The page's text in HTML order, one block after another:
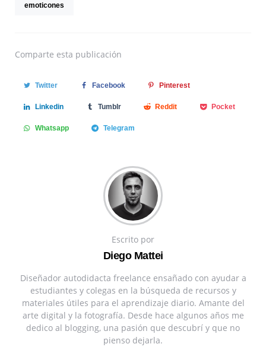
emoticones
Comparte esta publicación
Twitter Facebook Pinterest
Linkedin Tumblr Reddit Pocket
Whatsapp Telegram
Escrito por
Diego Mattei
Diseñador autodidacta freelance ensañado con ayudar a
estudiantes y colegas en la búsqueda de recursos y
materiales útiles para el aprendizaje diario. Amante del
arte digital y la fotografía. Desde hace algunos años me
dedico al blogging, una pasión que descubrí y que no
pienso dejarla.